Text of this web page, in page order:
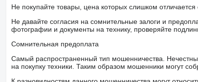
Не покупайте товары, цена которых слишком
Не давайте согласия на сомнительные залоги и
фотографии и документы на технику, проверяйте
Сомнительная предоплата
Самый распространенный тип мошенничества.
на покупку техники. Таким образом мошенники могут